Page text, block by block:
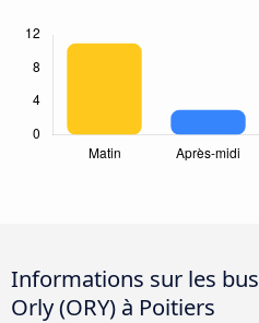
Informations sur les
Orly (ORY) à Poitiers